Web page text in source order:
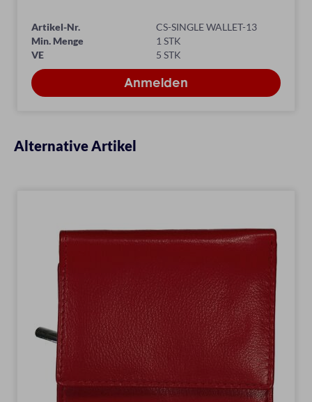
Artikel-Nr.
CS-SINGLE WALLET-13
Min. Menge
1 STK
VE
5 STK
Alternative Artikel